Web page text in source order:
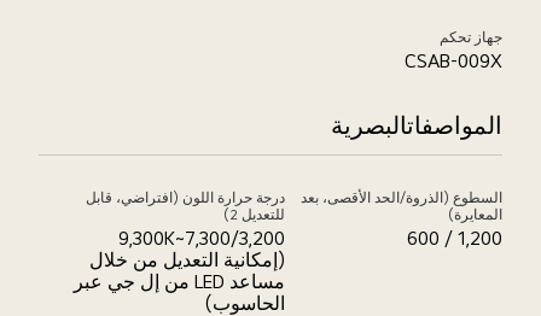
جهاز تحكم
CSAB-009X
المواصفاتالبصرية
السطوع (الذروة/الحد الأقصى، بعد
المعايرة)
1,200 / 600
درجة حرارة اللون (افتراضي، قابل
للتعديل 2)
7,300/3,200~9,300K
(إمكانية التعديل من خلال
مساعد LED من إل جي عبر
الحاسوب)